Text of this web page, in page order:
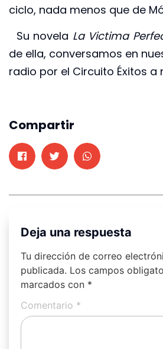
ciclo, nada menos que de
Su novela La Victima
de ella, conversamos en
radio por el Circuito Éxitos a
Compartir
Deja una respuesta
Tu dirección de correo
publicada. Los campos
marcados con *
Comentario *